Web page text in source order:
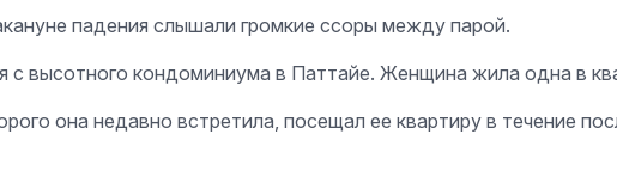
падения слышали громкие ссоры между парой.
с высотного кондоминиума в Паттайе. Женщина жила одна в
она недавно встретила, посещал ее квартиру в течение